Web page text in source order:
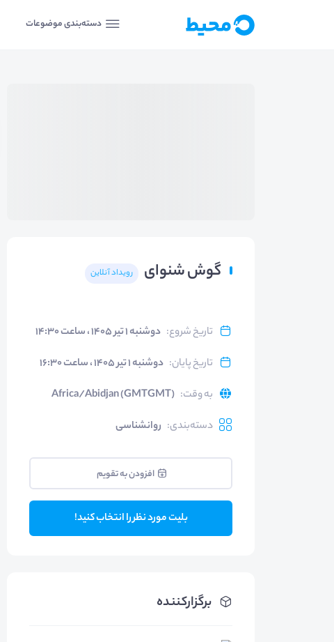
دسته‌بندی موضوعات
گوش شنوای رویداد آنلاین
تاریخ شروع: دوشنبه ۱ تیر ۱۴۰۵ ، ساعت ۱۴:۳۰
تاریخ پایان: دوشنبه ۱ تیر ۱۴۰۵ ، ساعت ۱۶:۳۰
به وقت:
Africa/Abidjan (GMTGMT)
دسته‌بندی: روانشناسی
افزودن به تقویم
بلیت مورد نظر را انتخاب کنید!
برگزارکننده